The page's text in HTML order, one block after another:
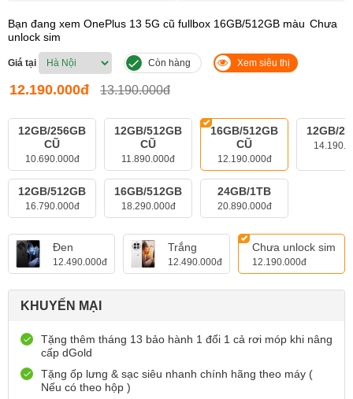
Bạn đang xem OnePlus 13 5G cũ fullbox 16GB/512GB màu Chưa
unlock sim
Giá tại Còn hàng Xem siêu thị
12.190.000đ 13.190.000đ
12GB/256GB
CŨ
10.690.000đ
12GB/512GB
CŨ
11.890.000đ
16GB/512GB
CŨ
12.190.000đ
12GB/
12GB/512GB
16.790.000đ
16GB/512GB
18.290.000đ
24GB/1TB
20.890.000đ
Đen
12.490.000đ
Trắng
12.490.000đ
Chưa unlock sim
12.190.000đ
KHUYẾN MẠI
Tặng thêm tháng 13 bảo hành 1 đổi 1 cả rơi móp khi nâng
cấp dGold
Tặng ốp lưng & sạc siêu nhanh chính hãng theo máy (
Nếu có theo hộp )